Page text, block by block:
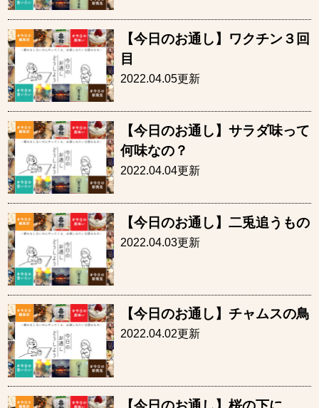
【今日のお通し】ワクチン３回
目
2022.04.05更新
【今日のお通し】サラダ味って
何味なの？
2022.04.04更新
【今日のお通し】二兎追うもの
2022.04.03更新
【今日のお通し】チャムスの鳥
2022.04.02更新